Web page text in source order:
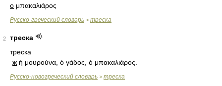
ο μπακαλιάρος
Русско-греческий словарь > треска
2
треска
треска
ж ἡ μουρούνα, ὁ γάδος, ὁ μπακαλιάρος.
Русско-новогреческий словарь > треска